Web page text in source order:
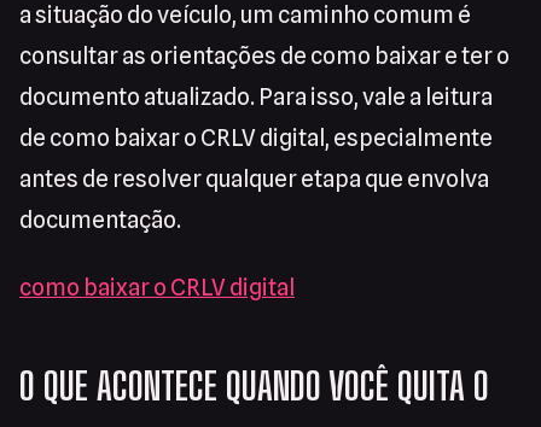
a situação do veículo, um caminho comum é
consultar as orientações de como baixar e ter o
documento atualizado. Para isso, vale a leitura
de como baixar o CRLV digital, especialmente
antes de resolver qualquer etapa que envolva
documentação.
como baixar o CRLV digital
O QUE ACONTECE QUANDO VOCÊ QUITA O